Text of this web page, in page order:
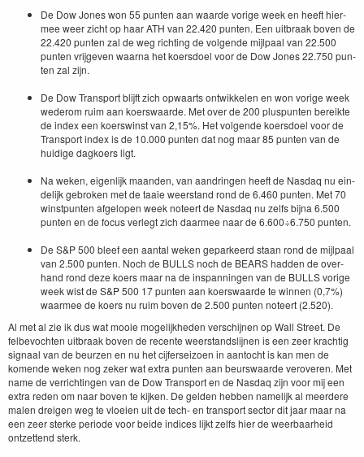
De Dow Jones won 55 pun­ten aan waarde vorige week en heeft hier­
mee weer zicht op haarATH van 22.420 pun­ten. Een uit­braak boven de
22.420 pun­ten zal de weg richt­ing de vol­gende mijl­paal van 22.500
pun­ten vri­jgeven waar­na het koers­doel voor de Dow Jones22.750 pun­
ten zal zijn.
De Dow Trans­port bli­jft zich opwaarts ontwikke­len en won vorige week
wederom ruim aan koer­swaarde. Met over de 200 plus­pun­ten bereik­te
de index een koer­swinst van 2,15%. Het vol­gende koers­doel voor de
Trans­port index is de 10.000 pun­ten dat nog maar85 pun­ten van de
huidi­ge dagko­ers ligt.
Na weken, eigen­lijk maan­den, van aan­drin­gen heeft de Nas­daq nu ein­
delijk gebro­ken met de taaie weer­stand rond de 6.460 pun­ten. Met70
win­st­pun­ten afgelopen week noteert de Nas­daq nu zelfs bij­na 6.500
pun­ten en de focus ver­legt zich daarmee naar de 6.600÷6.750 punten.
De S&P500 bleef een aan­tal weken gepar­keerd staan rond de mijl­paal
van 2.500 pun­ten. Noch de BULLSnoch de BEARShad­den de over­
hand rond deze koers maar na de inspan­nin­gen van de BULLSvorige
week wist de S&P500 17pun­ten aan koer­swaarde te win­nen (0,7%)
waarmee de koers nu ruim boven de 2.500 pun­ten noteert (2.520).
Al met al zie ik dus wat mooie mogelijkhe­den ver­schi­j­nen op Wall Street. De
fel­be­vocht­en uit­braak boven de recente weer­stand­sli­j­nen is een zeer krachtig
sig­naal van de beurzen en nu het cijfer­seizoen in aan­tocht is kan men de
komende weken nog zek­er wat extra pun­ten aan beur­swaarde verov­eren. Met
name de ver­richtin­gen van de Dow Trans­port en de Nas­daq zijn voor mij een
extra reden om naar boven te kijken. De gelden hebben namelijk al meerdere
malen dreigen weg te vloeien uit de tech- en trans­port sec­tor dit jaar maar na
een zeer sterke peri­ode voor bei­de indices lijkt zelfs hier de weer­baarheid
ontzettend sterk.